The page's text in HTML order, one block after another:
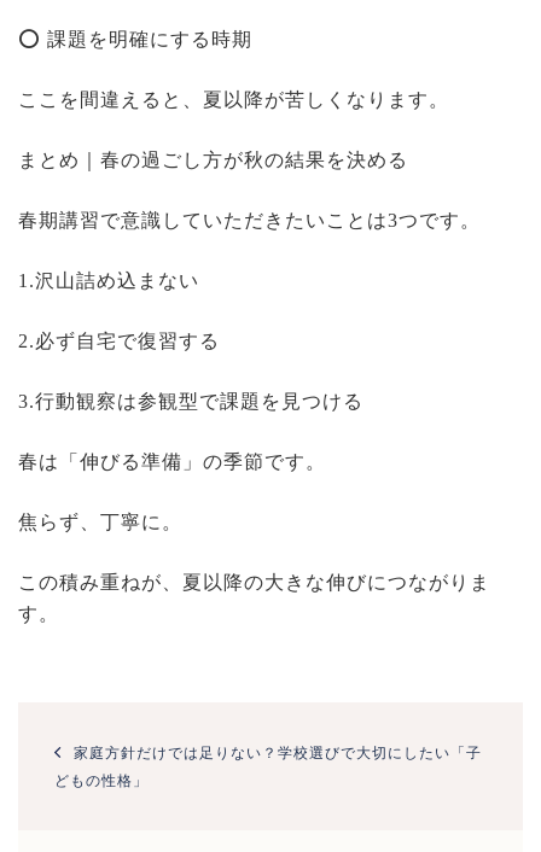
⭕ 課題を明確にする時期
ここを間違えると、夏以降が苦しくなります。
まとめ｜春の過ごし方が秋の結果を決める
春期講習で意識していただきたいことは3つです。
1.沢山詰め込まない
2.必ず自宅で復習する
3.行動観察は参観型で課題を見つける
春は「伸びる準備」の季節です。
焦らず、丁寧に。
この積み重ねが、夏以降の大きな伸びにつながりま
す。
家庭方針だけでは足りない？学校選びで大切にしたい「子
どもの性格」